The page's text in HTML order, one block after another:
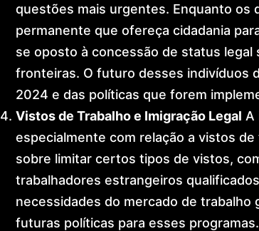
questões mais urgentes. Enquanto os
permanente que ofereça cidadania
se oposto à concessão de status legal
fronteiras. O futuro desses indivíduos
2024 e das políticas que forem
Vistos de Trabalho e Imigração Legal A
especialmente com relação a vistos
sobre limitar certos tipos de vistos,
trabalhadores estrangeiros
necessidades do mercado de trabalho
futuras políticas para esses programas.